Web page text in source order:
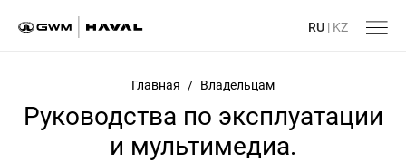
RU | KZ
Главная / Владельцам
Руководства по эксплуатации
и мультимедиа.